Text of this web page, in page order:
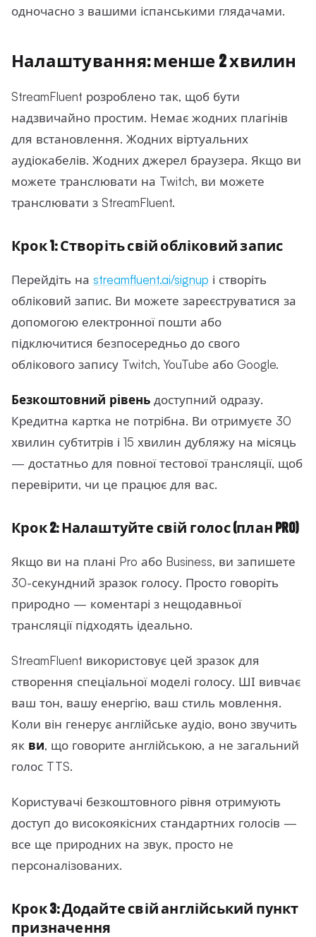
одночасно з вашими іспанськими глядачами.
Налаштування: менше 2 хвилин
StreamFluent розроблено так, щоб бути
надзвичайно простим. Немає жодних плагінів
для встановлення. Жодних віртуальних
аудіокабелів. Жодних джерел браузера. Якщо ви
можете транслювати на Twitch, ви можете
транслювати з StreamFluent.
Крок 1: Створіть свій обліковий запис
Перейдіть на streamfluent.ai/signup і створіть
обліковий запис. Ви можете зареєструватися за
допомогою електронної пошти або
підключитися безпосередньо до свого
облікового запису Twitch, YouTube або Google.
Безкоштовний рівень доступний одразу.
Кредитна картка не потрібна. Ви отримуєте 30
хвилин субтитрів і 15 хвилин дубляжу на місяць
— достатньо для повної тестової трансляції, щоб
перевірити, чи це працює для вас.
Крок 2: Налаштуйте свій голос (план Pro)
Якщо ви на плані Pro або Business, ви запишете
30-секундний зразок голосу. Просто говоріть
природно — коментарі з нещодавньої
трансляції підходять ідеально.
StreamFluent використовує цей зразок для
створення спеціальної моделі голосу. ШІ вивчає
ваш тон, вашу енергію, ваш стиль мовлення.
Коли він генерує англійське аудіо, воно звучить
як ви, що говорите англійською, а не загальний
голос TTS.
Користувачі безкоштовного рівня отримують
доступ до високоякісних стандартних голосів —
все ще природних на звук, просто не
персоналізованих.
Крок 3: Додайте свій англійський пункт
призначення